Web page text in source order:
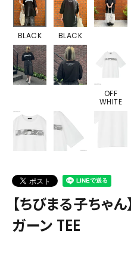
BLACK BLACK
OFF
WHITE
【ちびまる子ちゃん】
ガーン TEE